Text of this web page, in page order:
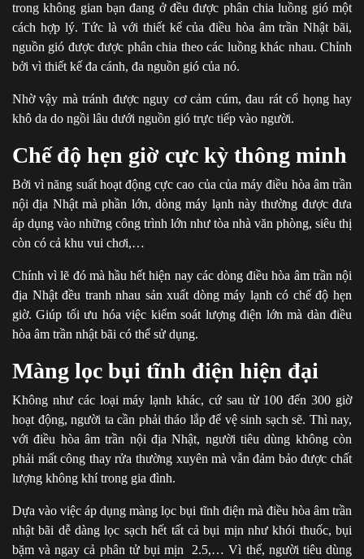
trong không gian bạn đang ở đều được phân chia luồng gió một
cách hợp lý. Tức là với thiết kế của điều hòa âm trần Nhật bãi,
nguồn gió được được phân chia theo các luồng khác nhau. Chỉnh
bởi vì thiết kế đa cánh, đa nguồn gió của nó.
Nhờ vậy mà tránh được nguy cơ cảm cúm, đau rát cổ họng hay
khô da do ngồi lâu dưới nguồn gió trực tiếp vào người.
Chế độ hẹn giờ cực kỳ thông minh
Bởi vì năng suất hoạt động cực cao của của máy điều hòa âm trần
nội địa Nhật mà phần lớn, dòng máy lạnh này thường được đưa
áp dụng vào những công trình lớn như tòa nhà văn phòng, siêu thị
còn có cả khu vui chơi,…
Chính vì lẽ đó mà hầu hết hiện nay các dòng điều hòa âm trần nội
địa Nhật đều tranh nhau sản xuất dòng máy lạnh có chế độ hẹn
giờ. Giúp tối ưu hóa việc kiểm soát lượng điện lớn mà dàn điều
hòa âm trần nhật bãi có thể sử dụng.
Màng lọc bụi tĩnh điện hiện đại
Không như các loại máy lạnh khác, cứ sau từ 100 đến 300 giờ
hoạt động, người ta cần phải tháo lắp để vệ sinh sạch sẽ. Thì nay,
với điều hòa âm trần nội địa Nhật, người tiêu dùng không còn
phải mất công thay rửa thường xuyên mà vẫn đảm bảo được chất
lượng không khí trong gia đình.
Dựa vào việc áp dụng màng lọc bụi tĩnh điện mà điều hòa âm trần
nhật bãi dễ dàng lọc sạch hết tất cả bụi mịn như khói thuốc, bụi
bặm và ngay cả phân tử bụi mịn 2.5,… Vì thế, người tiêu dùng